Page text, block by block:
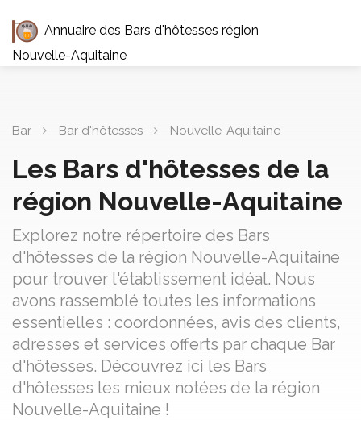
Annuaire des Bars d'hôtesses région
Nouvelle-Aquitaine
Bar Bar d'hôtesses Nouvelle-Aquitaine
Les Bars d'hôtesses de la
région Nouvelle-Aquitaine
Explorez notre répertoire des Bars
d'hôtesses de la région Nouvelle-Aquitaine
pour trouver l'établissement idéal. Nous
avons rassemblé toutes les informations
essentielles : coordonnées, avis des clients,
adresses et services offerts par chaque Bar
d'hôtesses. Découvrez ici les Bars
d'hôtesses les mieux notées de la région
Nouvelle-Aquitaine !